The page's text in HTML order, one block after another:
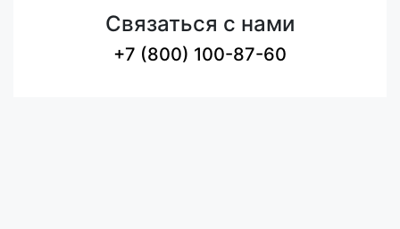
Связаться с нами
+7 (800) 100-87-60